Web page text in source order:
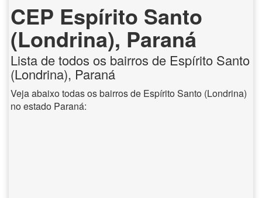
CEP Espírito Santo
(Londrina), Paraná
Lista de todos os bairros de Espírito Santo
(Londrina), Paraná
Veja abaixo todas os bairros de Espírito Santo (Londrina)
no estado Paraná: